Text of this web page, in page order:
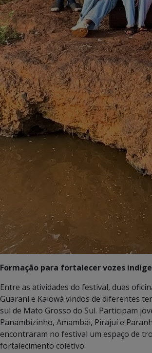
Formação para fortalecer vozes
Entre as atividades do festival, duas
Guarani e Kaiowá vindos de diferentes
sul de Mato Grosso do Sul. Participam
Panambizinho, Amambai, Pirajuí e
encontraram no festival um espaço de
fortalecimento coletivo.